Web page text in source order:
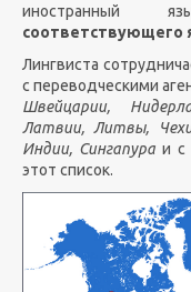
иностранный
соответствующего
Лингвиста
с переводческими
Швейцарии,
Латвии, Литвы,
Индии, Сингапура и с
этот список.